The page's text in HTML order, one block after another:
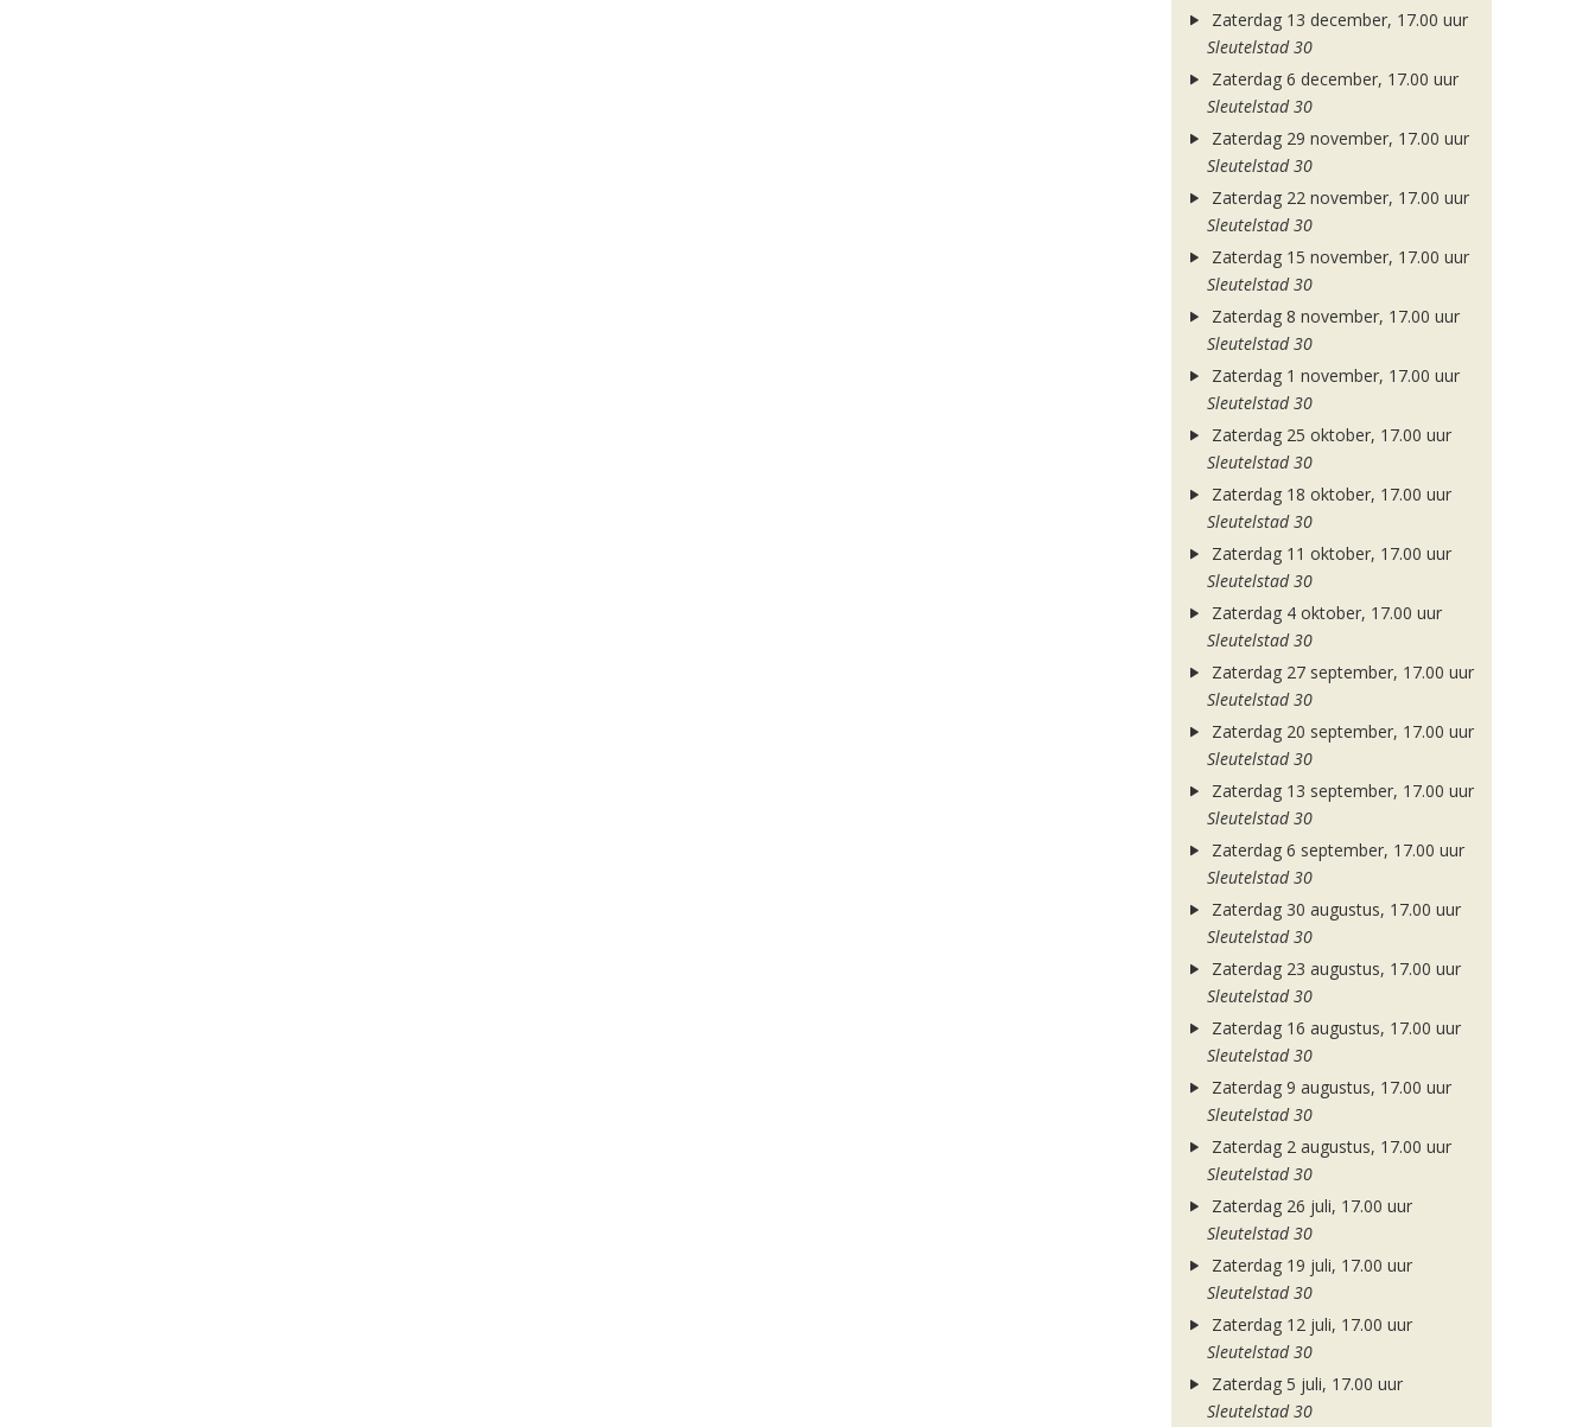
Zaterdag 13 december, 17.00 uur
Sleutelstad 30
Zaterdag 6 december, 17.00 uur
Sleutelstad 30
Zaterdag 29 november, 17.00 uur
Sleutelstad 30
Zaterdag 22 november, 17.00 uur
Sleutelstad 30
Zaterdag 15 november, 17.00 uur
Sleutelstad 30
Zaterdag 8 november, 17.00 uur
Sleutelstad 30
Zaterdag 1 november, 17.00 uur
Sleutelstad 30
Zaterdag 25 oktober, 17.00 uur
Sleutelstad 30
Zaterdag 18 oktober, 17.00 uur
Sleutelstad 30
Zaterdag 11 oktober, 17.00 uur
Sleutelstad 30
Zaterdag 4 oktober, 17.00 uur
Sleutelstad 30
Zaterdag 27 september, 17.00 uur
Sleutelstad 30
Zaterdag 20 september, 17.00 uur
Sleutelstad 30
Zaterdag 13 september, 17.00 uur
Sleutelstad 30
Zaterdag 6 september, 17.00 uur
Sleutelstad 30
Zaterdag 30 augustus, 17.00 uur
Sleutelstad 30
Zaterdag 23 augustus, 17.00 uur
Sleutelstad 30
Zaterdag 16 augustus, 17.00 uur
Sleutelstad 30
Zaterdag 9 augustus, 17.00 uur
Sleutelstad 30
Zaterdag 2 augustus, 17.00 uur
Sleutelstad 30
Zaterdag 26 juli, 17.00 uur
Sleutelstad 30
Zaterdag 19 juli, 17.00 uur
Sleutelstad 30
Zaterdag 12 juli, 17.00 uur
Sleutelstad 30
Zaterdag 5 juli, 17.00 uur
Sleutelstad 30